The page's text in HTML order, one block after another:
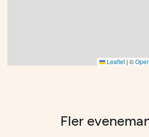
Leaflet | ©
Fler